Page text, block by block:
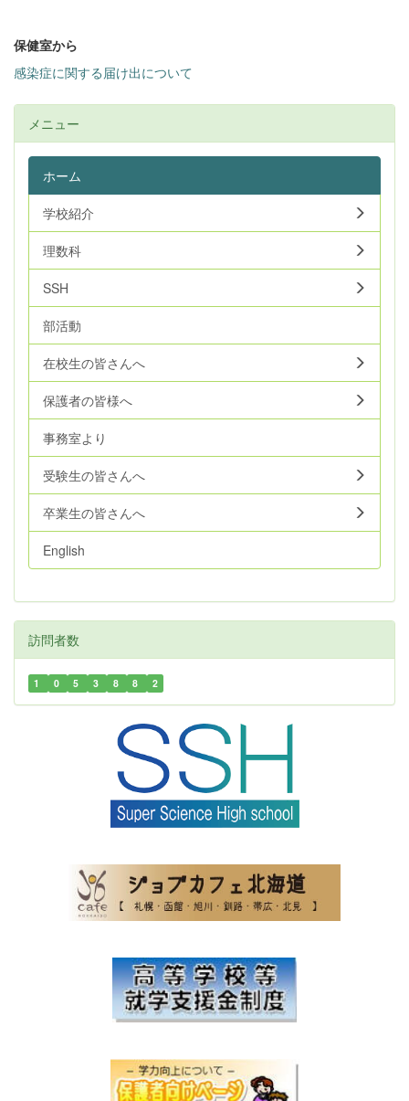
解とご支援をどうぞよろしくお願いいたしま
保健室から
感染症に関する届け出について
メニュー
ホーム
学校紹介
理数科
SSH
部活動
在校生の皆さんへ
保護者の皆様へ
事務室より
受験生の皆さんへ
卒業生の皆さんへ
English
訪問者数
1 0 5 3 8 8 2